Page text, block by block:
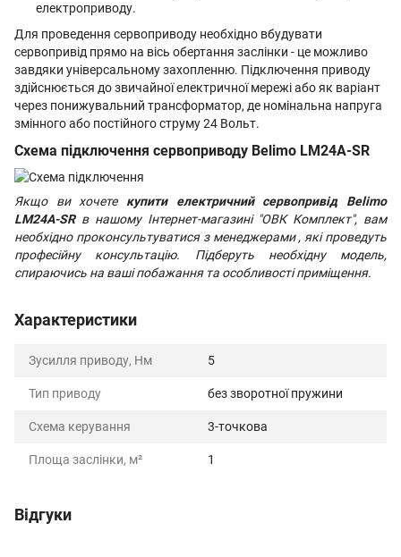
електроприводу.
Для проведення сервоприводу необхідно вбудувати
сервопривід прямо на вісь обертання заслінки - це можливо
завдяки універсальному захопленню. Підключення приводу
здійснюється до звичайної електричної мережі або як варіант
через понижувальний трансформатор, де номінальна напруга
змінного або постійного струму 24 Вольт.
Схема підключення сервоприводу Belimo LM24A-SR
Якщо ви хочете купити електричний сервопривід Belimo
LM24A-SRв нашому Інтернет-магазині "ОВК Комплект", вам
необхідно проконсультуватися з менеджерами , які проведуть
професійну консультацію. Підберуть необхідну модель,
спираючись на ваші побажання та особливості приміщення.
Характеристики
Зусилля приводу, Нм 5
Тип приводу без зворотної пружини
Схема керування 3-точкова
Площа заслінки, м² 1
Відгуки